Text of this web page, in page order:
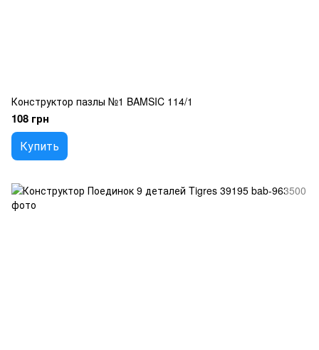
Конструктор пазлы №1 BAMSIC 114/1
108 грн
Купить